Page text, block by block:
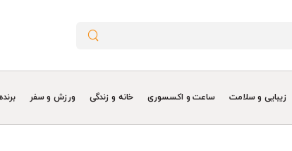
زیبایی و سلامت ساعت و اکسسوری خانه و زندگی ورزش و سفر